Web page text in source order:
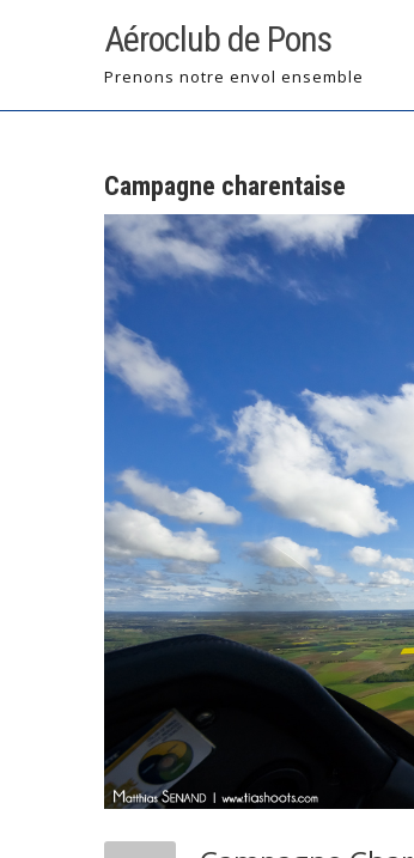
Aéroclub de Pons
Prenons notre envol ensemble
Campagne charentaise